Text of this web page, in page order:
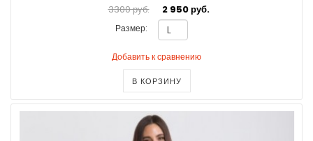
3300 руб. 2 950 руб.
Размер:
Добавить к сравнению
В КОРЗИНУ